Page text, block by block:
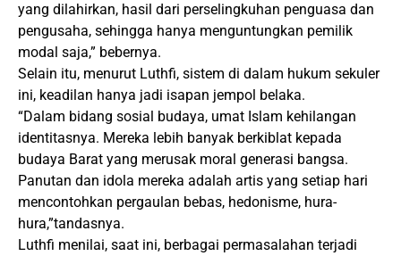
yang dilahirkan, hasil dari perselingkuhan penguasa dan
pengusaha, sehingga hanya menguntungkan pemilik
modal saja,” bebernya.
Selain itu, menurut Luthfi, sistem di dalam hukum sekuler
ini, keadilan hanya jadi isapan jempol belaka.
“Dalam bidang sosial budaya, umat Islam kehilangan
identitasnya. Mereka lebih banyak berkiblat kepada
budaya Barat yang merusak moral generasi bangsa.
Panutan dan idola mereka adalah artis yang setiap hari
mencontohkan pergaulan bebas, hedonisme, hura-
hura,”tandasnya.
Luthfi menilai, saat ini, berbagai permasalahan terjadi